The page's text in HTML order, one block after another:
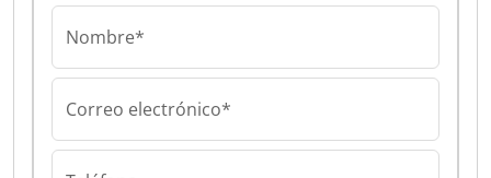
Nombre*
Correo electrónico*